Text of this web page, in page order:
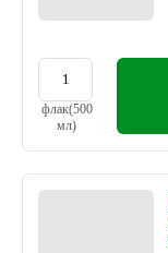
флак(500
мл)